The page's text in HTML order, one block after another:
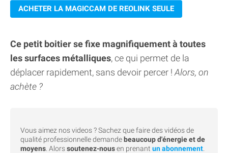
ACHETER LA MAGICCAM DE REOLINK SEULE
Ce petit boitier se fixe magnifiquement à toutes
les surfaces métalliques, ce qui permet de la
déplacer rapidement, sans devoir percer ! Alors, on
achète ?
Vous aimez nos videos ? Sachez que faire des vidéos de
qualité professionnelle demande beaucoup d'énergie et de
moyens . Alorssoutenez-nousen prenant un abonnement